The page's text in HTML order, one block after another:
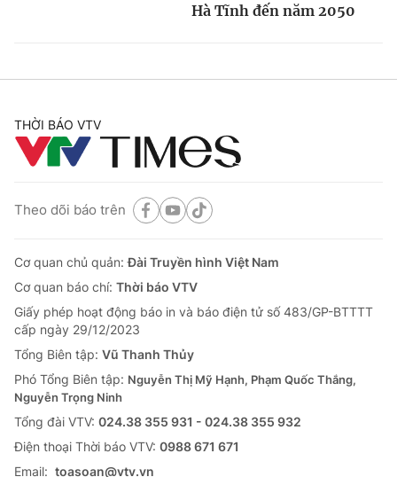
Hà Tĩnh đến năm 2050
THỜI BÁO VTV
Theo dõi báo trên
Cơ quan chủ quản:Đài Truyền hình Việt Nam
Cơ quan báo chí: Thời báo VTV
Giấy phép hoạt động báo in và báo điện tử số 483/GP-BTTTT
cấp ngày 29/12/2023
Tổng Biên tập: Vũ Thanh Thủy
Phó Tổng Biên tập: Nguyễn Thị Mỹ Hạnh, Phạm Quốc Thắng,
Nguyễn Trọng Ninh
Tổng đài VTV: 024.38 355 931 - 024.38 355 932
Ðiện thoại Thời báo VTV: 0988 671 671
Email: toasoan@vtv.vn